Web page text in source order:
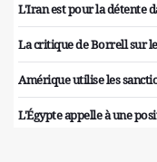
L'Iran est pour la détente
La critique de Borrell sur
Amérique utilise les
L'Égypte appelle à une